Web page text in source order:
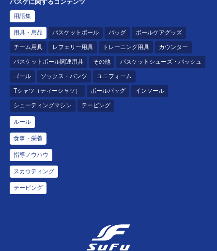
バスケに関するコンテンツ
用語集
用具・用品 バスケットボール バッグ ボールケアグッズ
チーム用具 レフェリー用具 トレーニング用具 カウンター
バスケットボール関連用具 その他 バスケットシューズ・バッシュ
ゴール ソックス・パンツ ユニフォーム
Tシャツ（ティーシャツ） ボールバッグ インソール
シューティングマシン テーピング
ルール
食事・栄養
指導ノウハウ
スカウティング
テーピング